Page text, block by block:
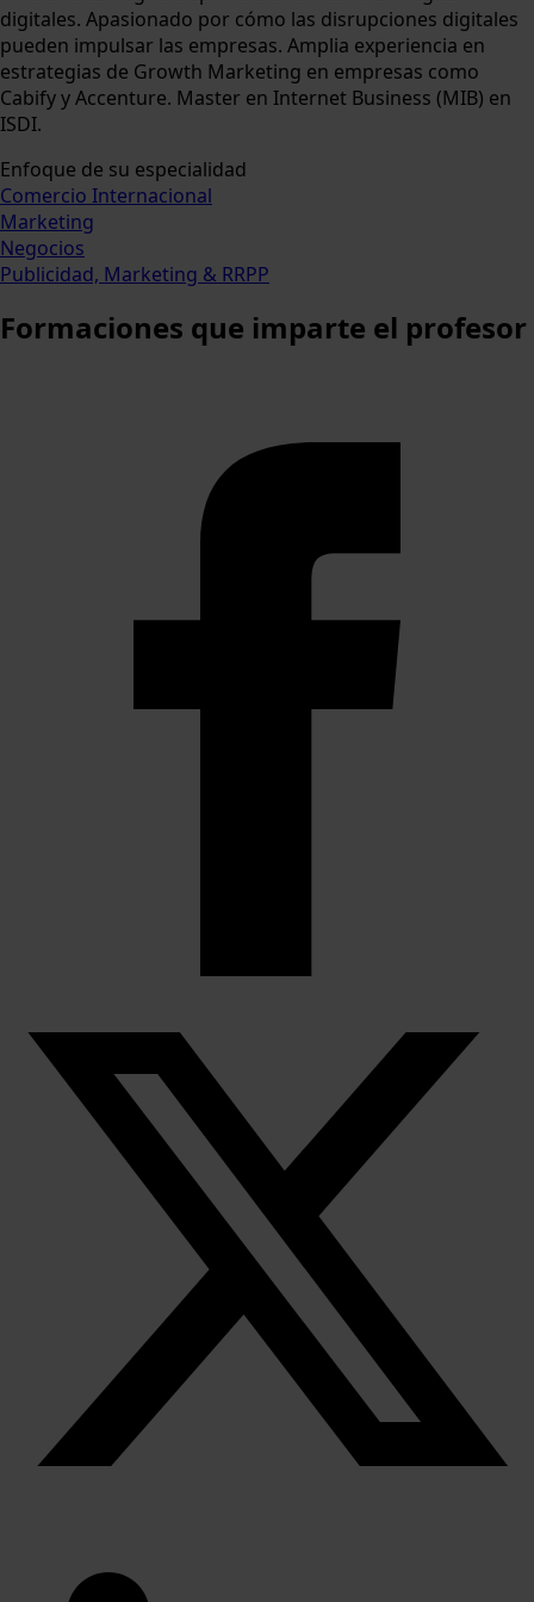
digitales. Apasionado por cómo las disrupciones digitales
pueden impulsar las empresas. Amplia experiencia en
estrategias de Growth Marketing en empresas como
Cabify y Accenture. Master en Internet Business (MIB) en
ISDI.
Enfoque de su especialidad
Comercio Internacional
Marketing
Negocios
Publicidad, Marketing & RRPP
Formaciones que imparte el profesor